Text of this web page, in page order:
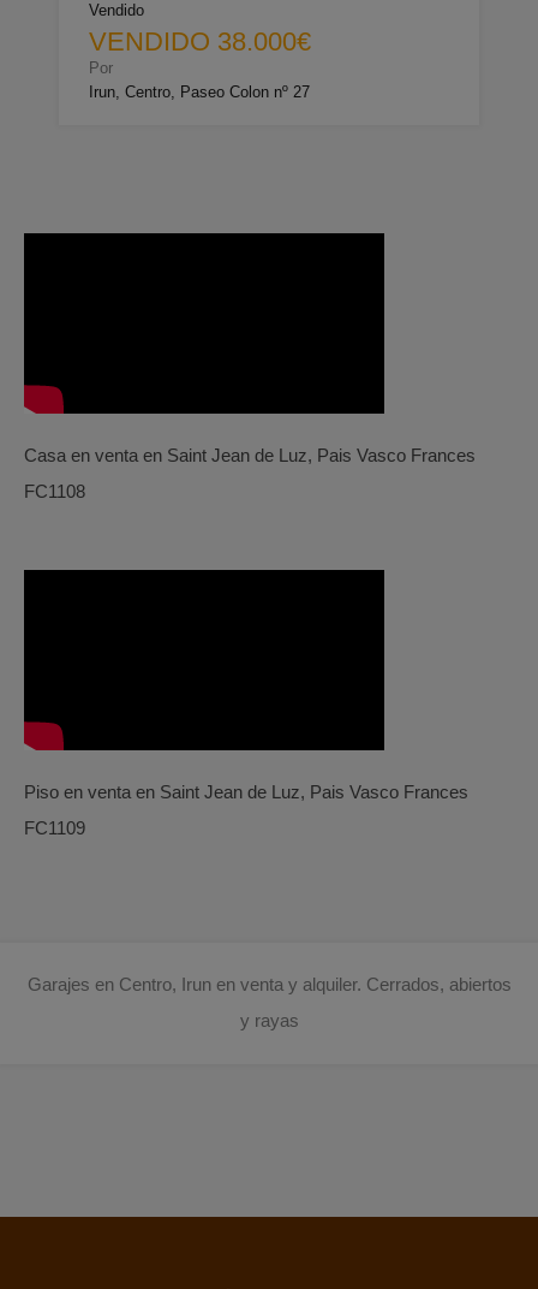
Vendido
VENDIDO 38.000€
Por
Irun, Centro, Paseo Colon nº 27
Casa en venta en Saint Jean de Luz, Pais Vasco Frances
FC1108
Piso en venta en Saint Jean de Luz, Pais Vasco Frances
FC1109
Garajes en Centro, Irun en venta y alquiler. Cerrados, abiertos
y rayas